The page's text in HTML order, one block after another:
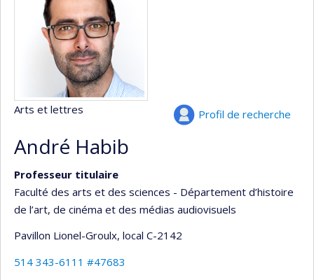
Profil de recherche
Arts et lettres
André Habib
Professeur titulaire
Faculté des arts et des sciences - Département d’histoire
de l’art, de cinéma et des médias audiovisuels
Pavillon Lionel-Groulx, local C-2142
514 343-6111 #47683